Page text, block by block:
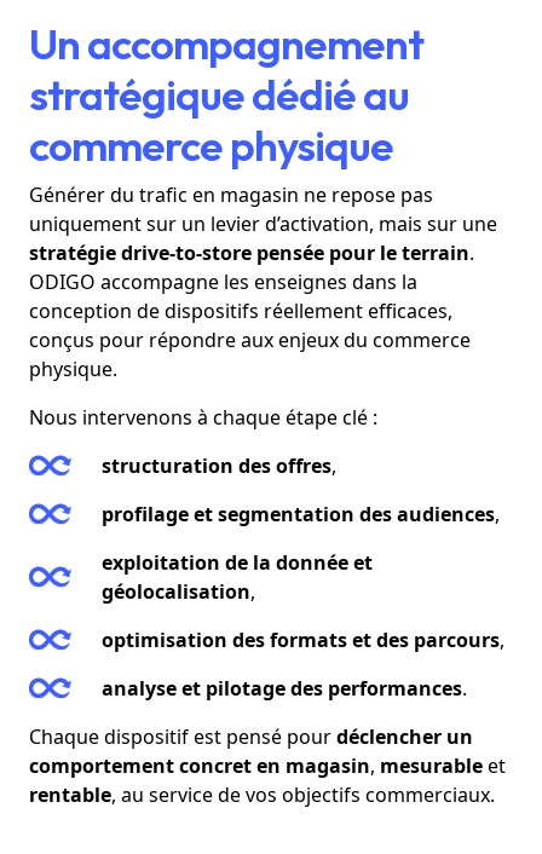
Un accompagnement
stratégique dédié au
commerce physique
Générer du trafic en magasin ne repose pas
uniquement sur un levier d’activation, mais sur une
stratégie drive-to-store pensée pour le terrain.
ODIGO accompagne les enseignes dans la
conception de dispositifs réellement efficaces,
conçus pour répondre aux enjeux du commerce
physique.
Nous intervenons à chaque étape clé :
structuration des offres,
profilage et segmentation des audiences,
exploitation de la donnée et
géolocalisation,
optimisation des formats et des parcours,
analyse et pilotage des performances.
Chaque dispositif est pensé pourdéclencher un
comportement concret en magasin, mesurableet
rentable, au service de vos objectifs commerciaux.